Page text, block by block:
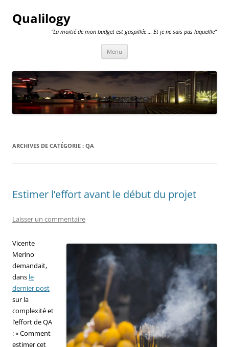
Qualilogy
"La moitié de mon budget est gaspillée … Et je ne sais pas laquellle"
Menu
ARCHIVES DE CATÉGORIE : QA
Estimer l’effort avant le début du projet
Laisser un commentaire
Vicente
Merino
demandait,
dans le
dernier post
sur la
complexité et
l’effort de QA
: « Comment
estimer cet